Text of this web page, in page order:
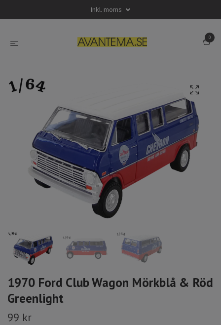
Inkl. moms
0
1970 Ford Club Wagon Mörkblå & Röd
Greenlight
99 kr